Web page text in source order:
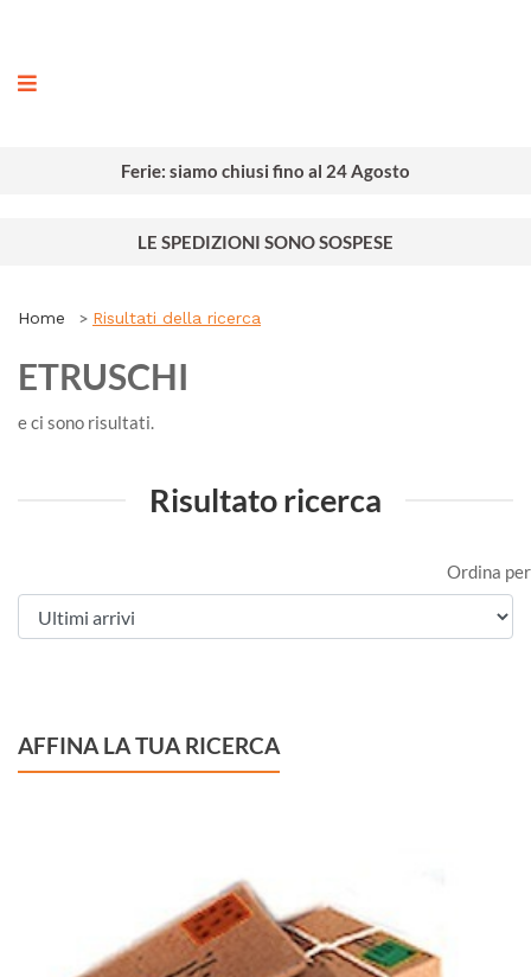
Ferie: siamo chiusi fino al 24 Agosto
LE SPEDIZIONI SONO SOSPESE
Home Risultati della ricerca
ETRUSCHI
e ci sono risultati.
Risultato ricerca
AFFINA LA TUA RICERCA
Ordina per